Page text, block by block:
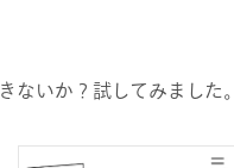
ないか？試してみました。